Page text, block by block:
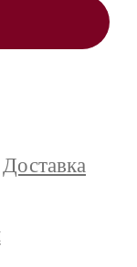
Доставка